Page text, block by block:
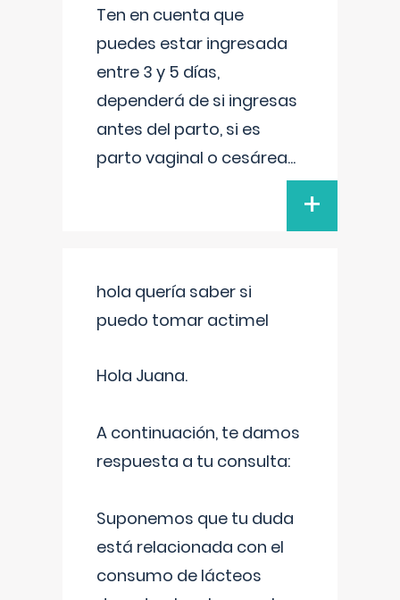
Ten en cuenta que
puedes estar ingresada
entre 3 y 5 días,
dependerá de si ingresas
antes del parto, si es
parto vaginal o cesárea...
+
hola quería saber si
puedo tomar actimel
Hola Juana.
A continuación, te damos
respuesta a tu consulta:
Suponemos que tu duda
está relacionada con el
consumo de lácteos